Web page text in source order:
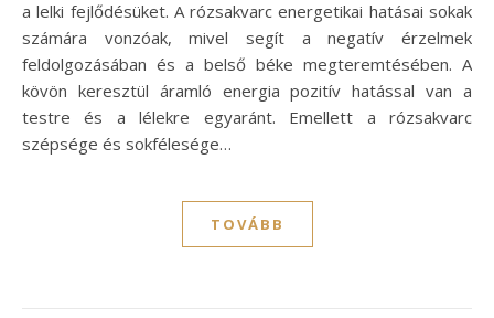
a lelki fejlődésüket. A rózsakvarc energetikai hatásai sokak
számára vonzóak, mivel segít a negatív érzelmek
feldolgozásában és a belső béke megteremtésében. A
kövön keresztül áramló energia pozitív hatással van a
testre és a lélekre egyaránt. Emellett a rózsakvarc
szépsége és sokfélesége…
TOVÁBB